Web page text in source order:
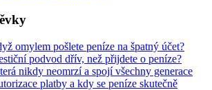
omylem pošlete peníze na špatný účet?
podvod dřív, než přijdete o peníze?
nikdy neomrzí a spojí všechny generace
platby a kdy se peníze skutečně